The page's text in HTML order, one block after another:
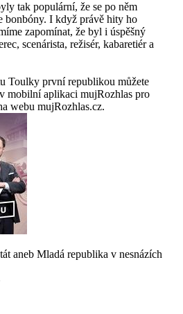
tak populární, že se po něm
bonbóny. I když právě hity ho
zapomínat, že byl i úspěšný
scenárista, režisér, kabaretiér a
Toulky první republikou můžete
mobilní aplikaci mujRozhlas pro
webu mujRozhlas.cz.
aneb Mladá republika v nesnázích